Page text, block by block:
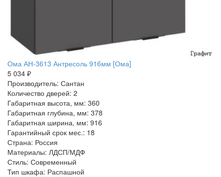
Ома АН-3613 Антресоль 916мм [Ома]
5 034 ₽
Производитель: Сантан
Количество дверей: 2
Габаритная высота, мм: 360
Габаритная глубина, мм: 378
Габаритная ширина, мм: 916
Гарантийный срок мес.: 18
Страна: Россия
Материалы: ЛДСП/МДФ
Стиль: Современный
Тип шкафа: Распашной